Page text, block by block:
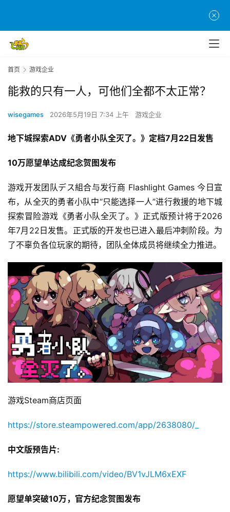
首页 游戏企业
能救的只有一人，可他们全都不太正常？
wisegames 2026年5月19日 7:34 上午 游戏企业
地下城探索ADV《勇者小队全灭了。》 定档7月22日发售
10万愿望单达成纪念贺图发布
游戏开发团队デス組合与发行商 Flashlight Games 今日宣
布，从全灭的勇者小队中“只能选择一人”进行救援的地下城
探索冒险游戏《勇者小队全灭了。》正式版预计将于2026
年7月22日发售。正式版的开发也已进入最后冲刺阶段。为
了不辜负各位玩家的期待，团队全体成员将继续全力推进。
游戏Steam商店页面
https://store.steampowered.com/app/2638080/_
中文版预告片:
https://www.bilibili.com/video/BV1vJLM6xEXF
愿望单突破10万 ，官方纪念贺图发布